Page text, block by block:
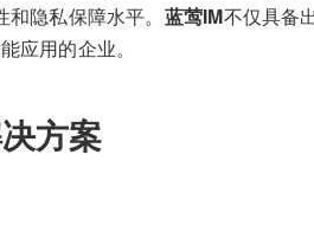
隐私保障水平。 蓝莺IM不仅具备
应用的企业。
方案